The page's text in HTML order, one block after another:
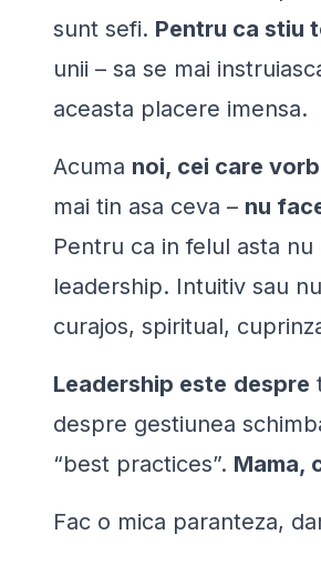
sunt sefi. Pentru ca stiu
unii – sa se mai
aceasta placere imensa.
Acuma noi, cei care
mai tin asa ceva – nu
Pentru ca in felul asta
leadership. Intuitiv sau
curajos, spiritual,
Leadership este despre
despre gestiunea
“best practices”. Mama,
Fac o mica paranteza,